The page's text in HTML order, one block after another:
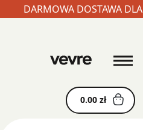
DARMOWA DOSTAWA
0.00 zł